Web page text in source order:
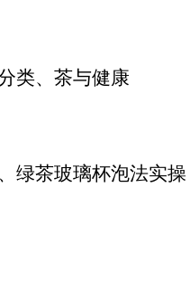
类、茶与健康
绿茶玻璃杯泡法实操